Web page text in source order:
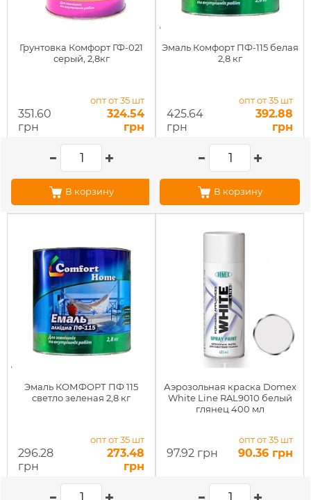
Грунтовка Комфорт ГФ-021
серый, 2,8кг
351.60
грн
опт от 35 шт
324.54
грн
В корзину
Эмаль Комфорт ПФ-115 белая
2,8 кг
425.64
грн
опт от 35 шт
392.88
грн
В корзину
Эмаль КОМФОРТ ПФ 115
светло зеленая 2,8 кг
296.28
грн
опт от 35 шт
273.48
грн
Аэрозольная краска Domex
White Line RAL9010 белый
глянец 400 мл
97.92 грн
опт от 35 шт
90.36 грн